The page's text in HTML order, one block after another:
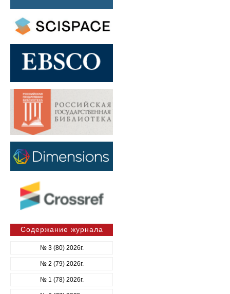
Содержание журнала
№ 3 (80) 2026г.
№ 2 (79) 2026г.
№ 1 (78) 2026г.